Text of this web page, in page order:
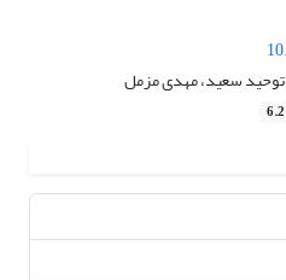
توحید سعید، مهدی مزمل